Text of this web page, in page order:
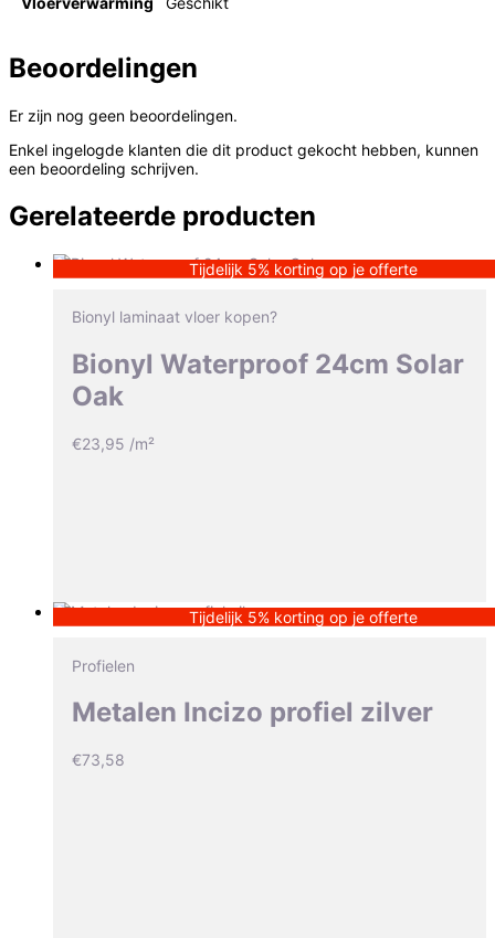
Beoordelingen
Er zijn nog geen beoordelingen.
Enkel ingelogde klanten die dit product gekocht hebben, kunnen
een beoordeling schrijven.
Gerelateerde producten
Tijdelijk 5% korting op je offerte
Bionyl laminaat vloer kopen?
Bionyl Waterproof 24cm Solar
Oak
€23,95 /m²
Tijdelijk 5% korting op je offerte
Profielen
Metalen Incizo profiel zilver
€73,58